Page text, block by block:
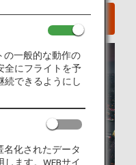
探す
の一般的な動作の
全にフライトを予
続できるようにし
名化されたデータ
ます。WEBサイ